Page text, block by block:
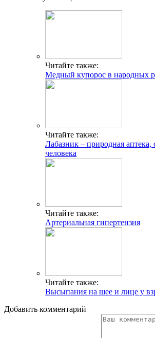
Читайте также:
Медный купорос в народных
Читайте также:
Лабазник – природная аптека,
человека
Читайте также:
Артериальная гипертензия
Читайте также:
Высыпания на шее и лице у
Добавить комментарий